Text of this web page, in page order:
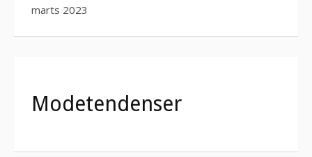
marts 2023
Modetendenser